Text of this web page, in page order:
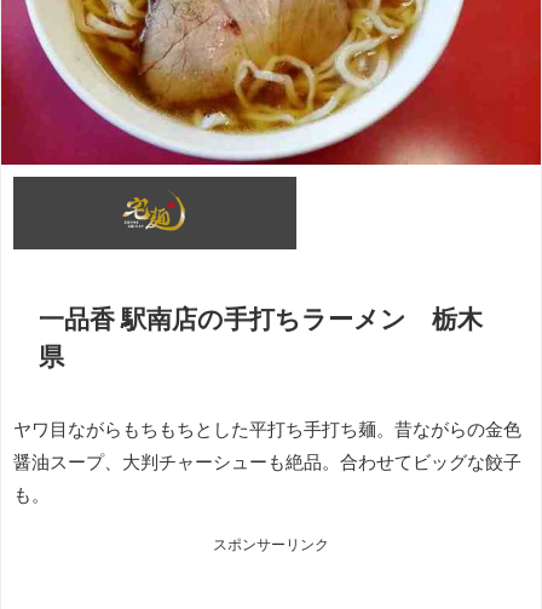
一品香 駅南店の手打ちラーメン 栃木
県
ヤワ目ながらもちもちとした平打ち手打ち麺。昔ながらの金色
醤油スープ、大判チャーシューも絶品。合わせてビッグな餃子
も。
スポンサーリンク